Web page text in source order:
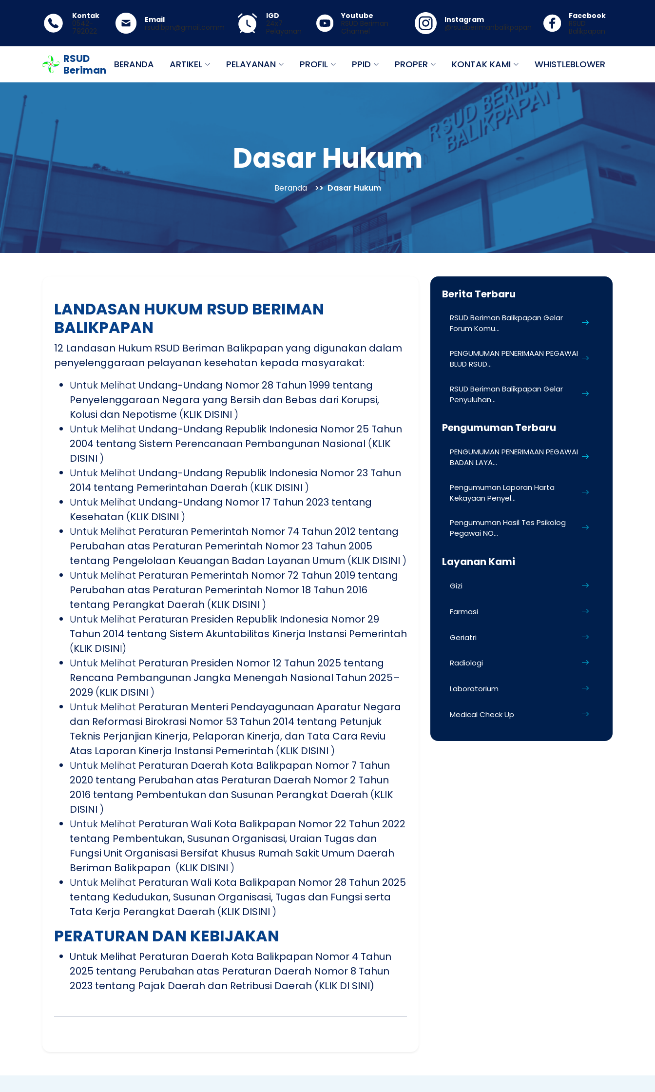
Kontak
0542-
792022
Email
rsud.bpn@gmail.comm
IGD
24x7
Pelayanan
Youtube
RSUD Beriman
Channel
Instagram
@rsudberimanbalikpapan
Facebook
RSUD
Balikpapan
RSUD
Beriman
BERANDA ARTIKEL PELAYANAN PROFIL PPID PROPER KONTAK KAMI WHISTLEBLOWER
Dasar Hukum
Beranda Dasar Hukum
LANDASAN HUKUM RSUD BERIMAN
BALIKPAPAN
12 Landasan Hukum RSUD Beriman Balikpapan yang digunakan dalam
penyelenggaraan pelayanan kesehatan kepada masyarakat:
Untuk Melihat Undang-Undang Nomor 28 Tahun 1999 tentang
Penyelenggaraan Negara yang Bersih dan Bebas dari Korupsi,
Kolusi dan Nepotisme (KLIK DISINI )
Untuk Melihat Undang-Undang Republik Indonesia Nomor 25 Tahun
2004 tentang Sistem Perencanaan Pembangunan Nasional (KLIK
DISINI )
Untuk Melihat Undang-Undang Republik Indonesia Nomor 23 Tahun
2014 tentang Pemerintahan Daerah (KLIK DISINI )
Untuk Melihat Undang-Undang Nomor 17 Tahun 2023 tentang
Kesehatan (KLIK DISINI )
Untuk Melihat Peraturan Pemerintah Nomor 74 Tahun 2012 tentang
Perubahan atas Peraturan Pemerintah Nomor 23 Tahun 2005
tentang Pengelolaan Keuangan Badan Layanan Umum (KLIK DISINI )
Untuk Melihat Peraturan Pemerintah Nomor 72 Tahun 2019 tentang
Perubahan atas Peraturan Pemerintah Nomor 18 Tahun 2016
tentang Perangkat Daerah (KLIK DISINI )
Untuk Melihat Peraturan Presiden Republik Indonesia Nomor 29
Tahun 2014 tentang Sistem Akuntabilitas Kinerja Instansi Pemerintah
(KLIK DISINI)
Untuk Melihat Peraturan Presiden Nomor 12 Tahun 2025 tentang
Rencana Pembangunan Jangka Menengah Nasional Tahun 2025–
2029 (KLIK DISINI )
Untuk Melihat Peraturan Menteri Pendayagunaan Aparatur Negara
dan Reformasi Birokrasi Nomor 53 Tahun 2014 tentang Petunjuk
Teknis Perjanjian Kinerja, Pelaporan Kinerja, dan Tata Cara Reviu
Atas Laporan Kinerja Instansi Pemerintah (KLIK DISINI )
Untuk Melihat Peraturan Daerah Kota Balikpapan Nomor 7 Tahun
2020 tentang Perubahan atas Peraturan Daerah Nomor 2 Tahun
2016 tentang Pembentukan dan Susunan Perangkat Daerah (KLIK
DISINI )
Untuk Melihat Peraturan Wali Kota Balikpapan Nomor 22 Tahun 2022
tentang Pembentukan, Susunan Organisasi, Uraian Tugas dan
Fungsi Unit Organisasi Bersifat Khusus Rumah Sakit Umum Daerah
Beriman Balikpapan (KLIK DISINI )
Untuk Melihat Peraturan Wali Kota Balikpapan Nomor 28 Tahun 2025
tentang Kedudukan, Susunan Organisasi, Tugas dan Fungsi serta
Tata Kerja Perangkat Daerah (KLIK DISINI )
PERATURAN DAN KEBIJAKAN
Untuk Melihat Peraturan Daerah Kota Balikpapan Nomor 4 Tahun
2025 tentang Perubahan atas Peraturan Daerah Nomor 8 Tahun
2023 tentang Pajak Daerah dan Retribusi Daerah (KLIK DI SINI)
Berita Terbaru
RSUD Beriman Balikpapan Gelar
Forum Komu...
PENGUMUMAN PENERIMAAN PEGAWAI
BLUD RSUD...
RSUD Beriman Balikpapan Gelar
Penyuluhan...
Pengumuman Terbaru
PENGUMUMAN PENERIMAAN PEGAWAI
BADAN LAYA...
Pengumuman Laporan Harta
Kekayaan Penyel...
Pengumuman Hasil Tes Psikolog
Pegawai NO...
Layanan Kami
Gizi
Farmasi
Geriatri
Radiologi
Laboratorium
Medical Check Up